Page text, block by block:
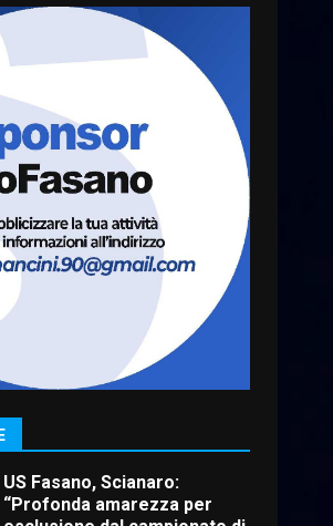
Laureto
6 Agosto 2026 06:20
La magia del Minareto e la
prima assoluta de “L’Albergo
Belvedere. Il rapimento”
6 Agosto 2026 06:15
“I Contestatori: Musica di
Rivoluzione”: nuovo
appuntamento con “Fasano in
Banda”
7 Agosto 2026 06:05
US Fasano, Scianaro:
“Profonda amarezza per
esclusione dal campionato di
Fasanese ferito a colpi di